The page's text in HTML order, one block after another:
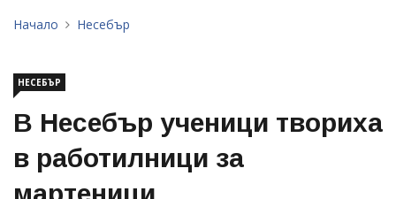
Начало Несебър
НЕСЕБЪР
В Несебър ученици твориха
в работилници за